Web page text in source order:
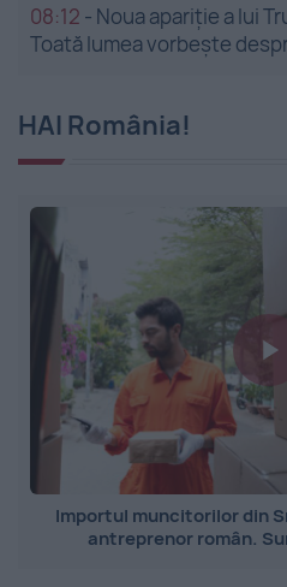
08:12 - Noua apariție a lui
Toată lumea vorbește
HAI România!
Importul muncitorilor din
antreprenor român.